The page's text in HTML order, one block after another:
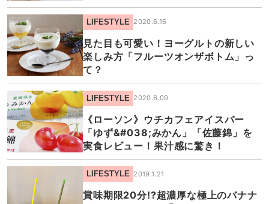
LIFESTYLE 2020.6.16
見た目も可愛い！ヨーグルトの新しい
楽しみ方「フルーツオンザボトム」っ
て？
LIFESTYLE 2020.6.09
《ローソン》ウチカフェアイスバー
「ゆず&#038;みかん」「佐藤錦」を
実食レビュー！果汁感に驚き！
LIFESTYLE 2019.1.21
賞味期限20分!?超濃厚な極上のバナナ